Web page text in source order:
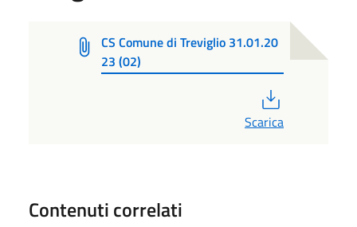
CS Comune di Treviglio 31.01.20
23 (02)
Scarica
Contenuti correlati